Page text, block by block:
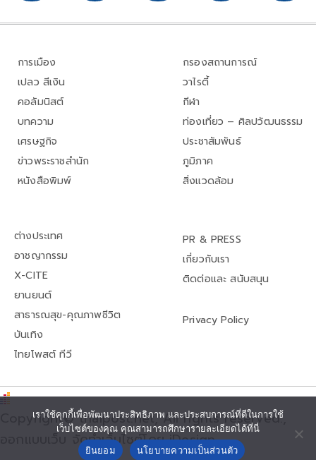
การเมือง
เปลว สีเงิน
คอลัมนิสต์
บทความ
เศรษฐกิจ
ข่าวพระราชสำนัก
หนังสือพิมพ์
กรองสถานการณ์
วาไรตี้
กีฬา
ท่องเที่ยว – ศิลปวัฒนธรรม
ประชาสัมพันธ์
ภูมิภาค
สิ่งแวดล้อม
ต่างประเทศ
อาชญากรรม
X-CITE
ยานยนต์
สาธารณสุข-คุณภาพชีวิต
บันเทิง
ไทยโพสต์ ทีวี
PR & PRESS
เกี่ยวกับเรา
ติดต่อและ สนับสนุน
Privacy Policy
Copyright© thaipost.net, All rights reserved.,
ออกแบบเว็บ จัดทำเว็บไซต์โดย iDesign
เราใช้คุกกี้เพื่อพัฒนาประสิทธิภาพ และประสบการณ์ที่ดีในการใช้
เว็บไซต์ของคุณ คุณสามารถศึกษารายละเอียดได้ที่นี่
ยินยอม
นโยบายความเป็นส่วนตัว